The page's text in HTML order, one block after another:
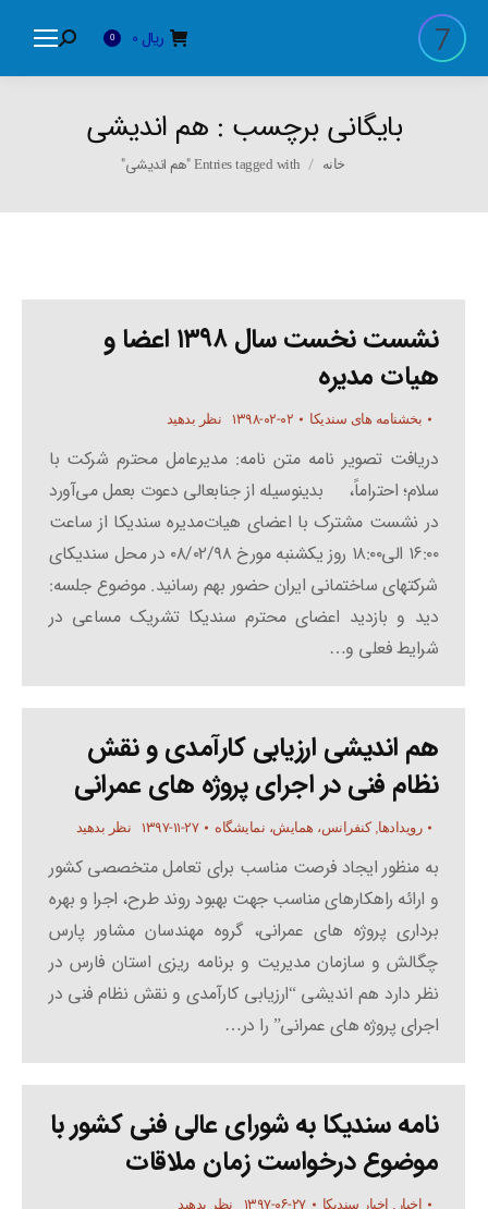
ریال 0
Search:
بایگانی برچسب : هم اندیشی
You are here:
خانه Entries tagged with "هم اندیشی"
نشست نخست سال ۱۳۹۸ اعضا و
هیات مدیره
بخشنامه های سندیکا ۱۳۹۸-۰۲-۰۲ نظر بدهید
دریافت تصویر نامه متن نامه: مدیرعامل محترم شرکت با
سلام؛ احتراماً، بدینوسیله از جنابعالی دعوت بعمل می‌آورد
در نشست مشترک با اعضای هیات‌مدیره سندیکا از ساعت
۱۶:۰۰ الی۱۸:۰۰ روز یکشنبه مورخ ۰۸/۰۲/۹۸ در محل سندیکای
شرکتهای ساختمانی ایران حضور بهم‌ رسانید. موضوع جلسه:
دید و بازدید اعضای محترم سندیکا تشریک مساعی در
شرایط فعلی و…
هم اندیشی ارزیابی کارآمدی و نقش
نظام فنی در اجرای پروژه های عمرانی
رویدادها,کنفرانس، همایش، نمایشگاه ۱۳۹۷-۱۱-۲۷ نظر بدهید
به منظور ایجاد فرصت مناسب برای تعامل متخصصی کشور
و ارائه راهکارهای مناسب جهت بهبود روند طرح، اجرا و بهره
برداری پروژه های عمرانی، گروه مهندسان مشاور پارس
چگالش و سازمان مدیریت و برنامه ریزی استان فارس در
نظر دارد هم اندیشی “ارزیابی کارآمدی و نقش نظام فنی در
اجرای پروژه های عمرانی” را در…
نامه سندیکا به شورای عالی فنی کشور با
موضوع درخواست زمان ملاقات
اخبار , اخبار سندیکا نظر بدهید